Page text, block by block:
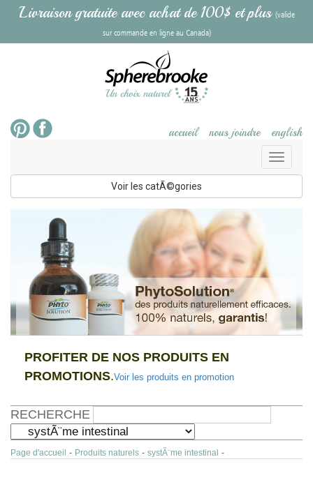
Livraison gratuite avec achat de 100$ et plus (valide
sur commande en ligne au Canada)
accueil nous joindre english
Toggle
Voir les catÃ©gories
PROFITER DE NOS PRODUITS EN
PROMOTIONS.Voir les produits en promotion
RECHERCHE
Page d'accueil - Produits naturels - systÃ¨me intestinal -